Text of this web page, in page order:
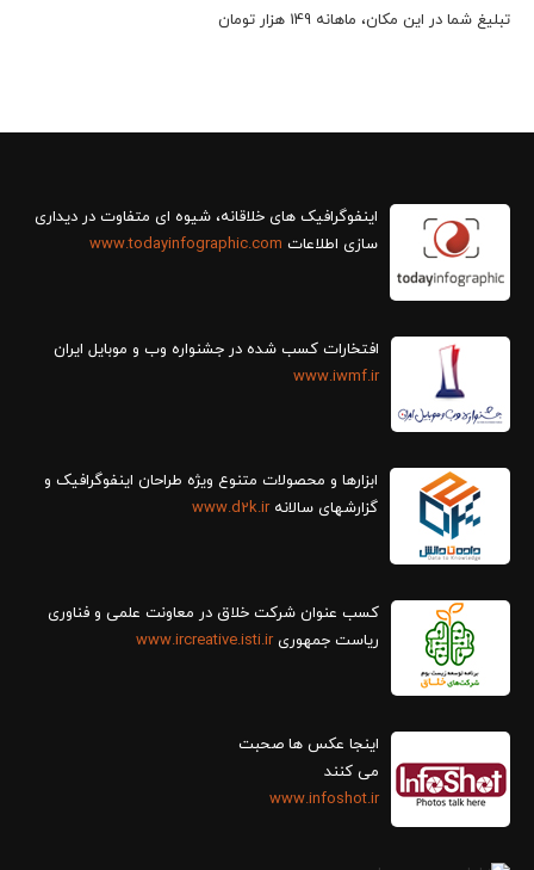
تبلیغ شما در این مکان، ماهانه 149 هزار تومان
سازی اطلاعات www.todayinfographic.com
افتخارات کسب شده در جشنواره وب و موبایل ایران
www.iwmf.ir
ابزارها و محصولات متنوع ویژه طراحان اینفوگرافیک و
گزارش‎های سالانه
www.d2k.ir
کسب عنوان شرکت خلاق در معاونت علمی و فناوری
ریاست جمهوریwww.ircreative.isti.ir
اینجا عکس ها صحبت
می کنند
www.infoshot.ir